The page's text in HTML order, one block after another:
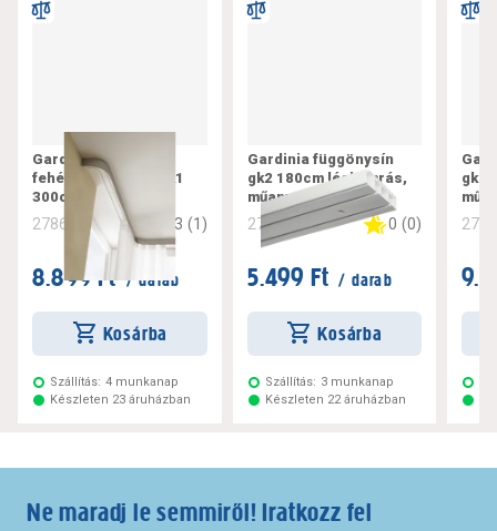
Gardinia műanyag,
fehér függönysín gk1
300cm
278616 3 (1)
8.899 Ft / darab
Kosárba
Szállítás: 4 munkanap
Készleten 23 áruházban
Gardinia függönysín
gk2 180cm légkamrás,
műanyag, fehér
278619 0 (0)
5.499 Ft / darab
Kosárba
Szállítás: 3 munkanap
Készleten 22 áruházban
gk2
Ne maradj le semmiről! Iratkozz fel